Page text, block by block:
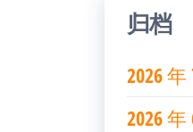
归档
2026 年
2026 年